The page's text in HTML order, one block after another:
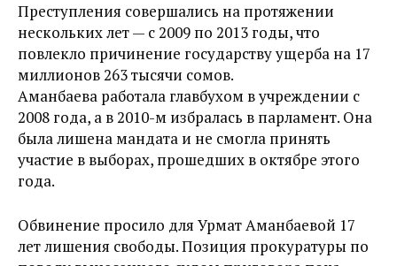
Преступления совершались на протяжении
нескольких лет — с 2009 по 2013 годы, что
повлекло причинение государству ущерба на 17
миллионов 263 тысячи сомов.
Аманбаева работала главбухом в учреждении с
2008 года, а в 2010-м избралась в парламент. Она
была лишена мандата и не смогла принять
участие в выборах, прошедших в октябре этого
года.
Обвинение просило для Урмат Аманбаевой 17
лет лишения свободы. Позиция прокуратуры по